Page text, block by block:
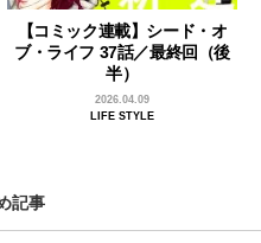
【コミック連載】シード・オ
ブ・ライフ 37話／最終回（後
半）
2026.04.09
LIFE STYLE
記事